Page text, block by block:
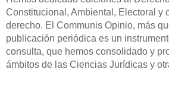
Constitucional, Ambiental, Electoral y
derecho. El Communis Opinio, más
publicación periódica es un
consulta, que hemos consolidado y
ámbitos de las Ciencias Jurídicas y